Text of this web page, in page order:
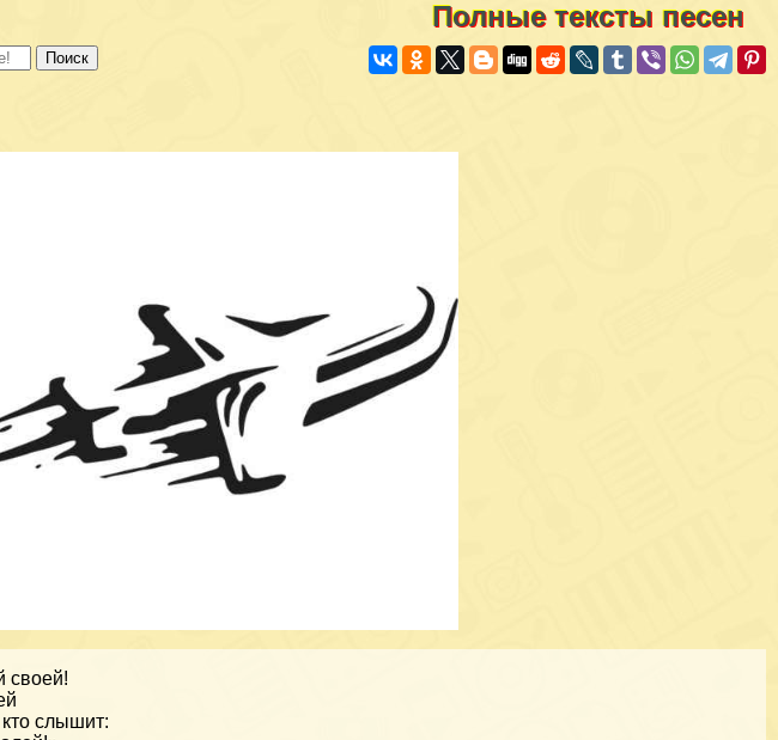
Полные тексты песен
своей!
слышит: